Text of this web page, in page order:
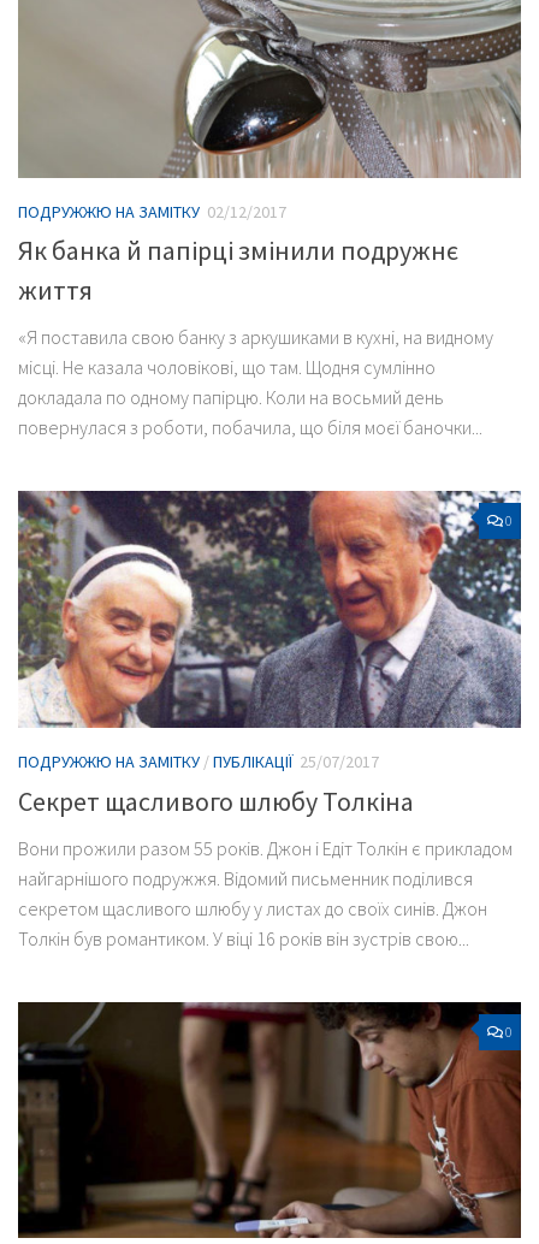
ПОДРУЖЖЮ НА ЗАМІТКУ 02/12/2017
Як банка й папірці змінили подружнє
життя
«Я поставила свою банку з аркушиками в кухні, на видному
місці. Не казала чоловікові, що там. Щодня сумлінно
докладала по одному папірцю. Коли на восьмий день
повернулася з роботи, побачила, що біля моєї баночки...
0
ПОДРУЖЖЮ НА ЗАМІТКУ /ПУБЛІКАЦІЇ 25/07/2017
Секрет щасливого шлюбу Толкіна
Вони прожили разом 55 років. Джон і Едіт Толкін є прикладом
найгарнішого подружжя. Відомий письменник поділився
секретом щасливого шлюбу у листах до своїх синів. Джон
Толкін був романтиком. У віці 16 років він зустрів свою...
0